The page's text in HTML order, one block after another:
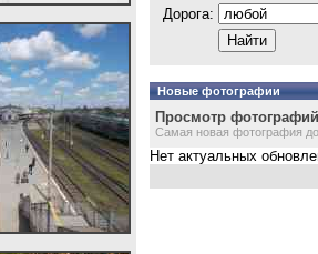
Дорога:
Новые фотографии
Просмотр
Самая новая фотография
Нет актуальных